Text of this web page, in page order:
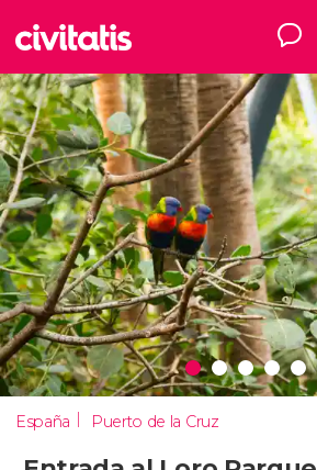
España Puerto de la Cruz